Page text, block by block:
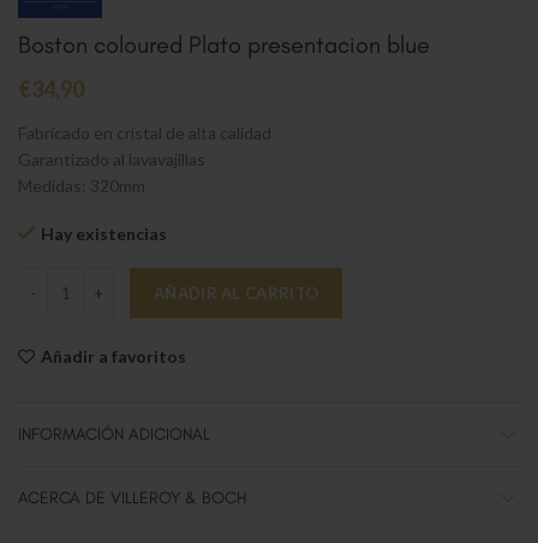
Boston coloured Plato presentacion blue
€34,90
Fabricado en cristal de alta calidad
Garantizado al lavavajillas
Medidas: 320mm
Hay existencias
Boston coloured Plato presentacion blue cantidad
AÑADIR AL CARRITO
Añadir a favoritos
INFORMACIÓN ADICIONAL
ACERCA DE VILLEROY & BOCH